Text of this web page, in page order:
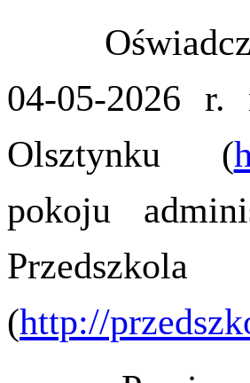
04-05-2026
Olsztynku (
pokoju
(http://